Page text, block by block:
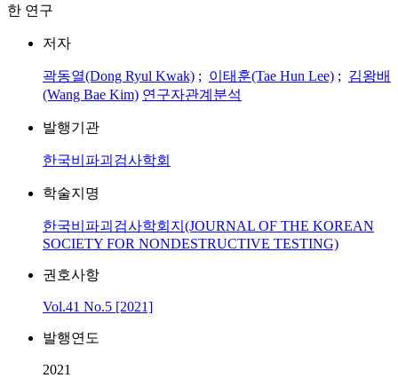
한 연구
저자
곽동열(Dong Ryul Kwak) ; 이태훈(Tae Hun Lee) ; 김왕배
(Wang Bae Kim) 연구자관계분석
발행기관
한국비파괴검사학회
학술지명
한국비파괴검사학회지(JOURNAL OF THE KOREAN
SOCIETY FOR NONDESTRUCTIVE TESTING)
권호사항
Vol.41 No.5 [2021]
발행연도
2021